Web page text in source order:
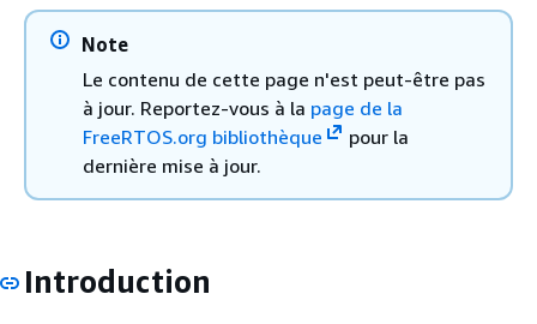
Note
Le contenu de cette page n'est peut-être pas
à jour. Reportez-vous à la page de la
FreeRTOS.org bibliothèque
pour la
dernière mise à jour.
Introduction